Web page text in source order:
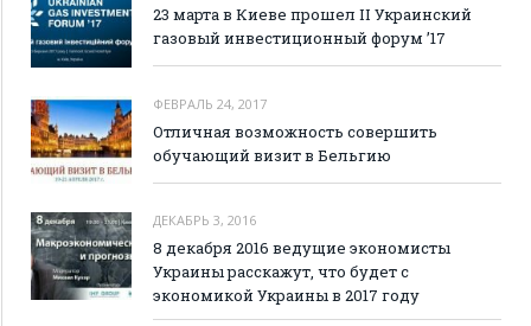
23 марта в Киеве прошел II Украинский
газовый инвестиционный форум ’17
ФЕВРАЛЬ 24, 2017
Отличная возможность совершить
обучающий визит в Бельгию
ДЕКАБРЬ 3, 2016
8 декабря 2016 ведущие экономисты
Украины расскажут, что будет с
экономикой Украины в 2017 году